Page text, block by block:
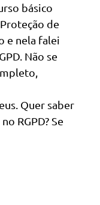
básico
de
e nela falei
Não se
Quer saber
RGPD? Se